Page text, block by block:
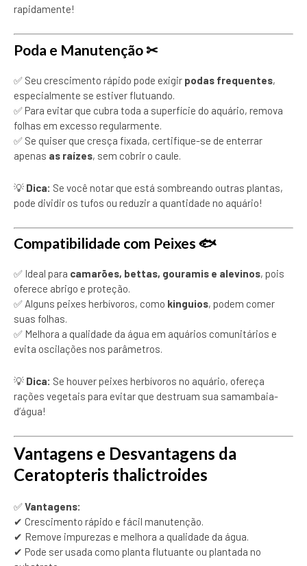
rapidamente!
Poda e Manutenção ✂
✅ Seu crescimento rápido pode exigir podas frequentes,
especialmente se estiver flutuando.
✅ Para evitar que cubra toda a superfície do aquário, remova
folhas em excesso regularmente.
✅ Se quiser que cresça fixada, certifique-se de enterrar
apenas as raízes, sem cobrir o caule.
💡 Dica: Se você notar que está sombreando outras plantas,
pode dividir os tufos ou reduzir a quantidade no aquário!
Compatibilidade com Peixes 🐟
✅ Ideal para camarões, bettas, gouramis e alevinos, pois
oferece abrigo e proteção.
✅ Alguns peixes herbívoros, como kinguios, podem comer
suas folhas.
✅ Melhora a qualidade da água em aquários comunitários e
evita oscilações nos parâmetros.
💡 Dica: Se houver peixes herbívoros no aquário, ofereça
rações vegetais para evitar que destruam sua samambaia-
d’água!
Vantagens e Desvantagens da
Ceratopteris thalictroides
✅Vantagens:
✔ Crescimento rápido e fácil manutenção.
✔ Remove impurezas e melhora a qualidade da água.
✔ Pode ser usada como planta flutuante ou plantada no